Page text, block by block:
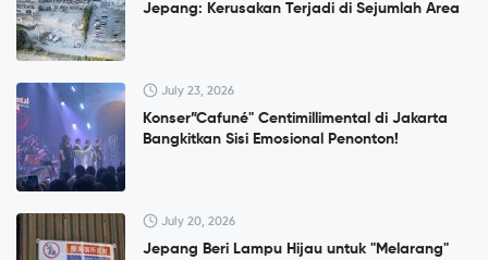
Jepang: Kerusakan Terjadi di Sejumlah Area
July 23, 2026
Konser”Cafuné" Centimillimental di Jakarta
Bangkitkan Sisi Emosional Penonton!
July 20, 2026
Jepang Beri Lampu Hijau untuk "Melarang"